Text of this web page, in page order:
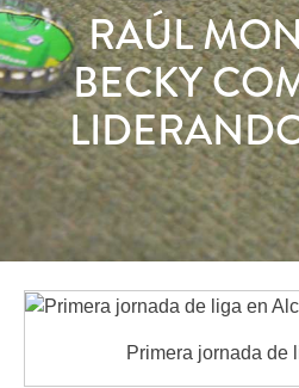
RAÚL
BECKY
Primera jornada de